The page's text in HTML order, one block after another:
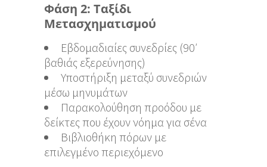
Φάση 2: Ταξίδι
Μετασχηματισμού
Εβδομαδιαίες συνεδρίες (90′
βαθιάς εξερεύνησης)
Υποστήριξη μεταξύ συνεδριών
μέσω μηνυμάτων
Παρακολούθηση προόδου με
δείκτες που έχουν νόημα για σένα
Βιβλιοθήκη πόρων με
επιλεγμένο περιεχόμενο